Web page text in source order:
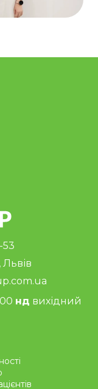
53
нд вихідний